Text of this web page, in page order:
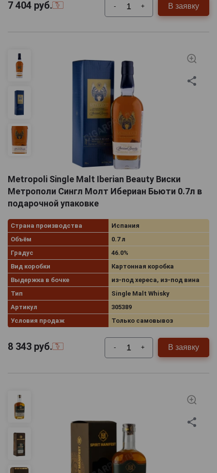
7 404 руб. - + В заявку
Metropoli Single Malt Iberian Beauty Виски
Метрополи Сингл Молт Ибериан Бьюти 0.7л в
подарочной упаковке
Страна производства
Испания
Объём
0.7 л
Градус
46.0%
Вид коробки
Картонная коробка
Выдержка в бочке
из-под хереса, из-под вина
Тип
Single Malt Whisky
Артикул
305389
Условия продаж
Только самовывоз
8 343 руб. - + В заявку